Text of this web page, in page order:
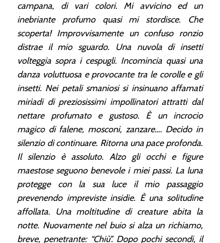
campana, di vari colori. Mi avvicino ed un
inebriante profumo quasi mi stordisce. Che
scoperta! Improvvisamente un confuso ronzio
distrae il mio sguardo. Una nuvola di insetti
volteggia sopra i cespugli. Incomincia quasi una
danza voluttuosa e provocante tra le corolle e gli
insetti. Nei petali smaniosi si insinuano affamati
miriadi di preziosissimi impollinatori attratti dal
nettare profumato e gustoso. È un incrocio
magico di falene, mosconi, zanzare…. Decido in
silenzio di continuare. Ritorna una pace profonda.
Il silenzio è assoluto. Alzo gli occhi e figure
maestose seguono benevole i miei passi. La luna
protegge con la sua luce il mio passaggio
prevenendo impreviste insidie. È una solitudine
affollata. Una moltitudine di creature abita la
notte. Nuovamente nel buio si alza un richiamo,
breve, penetrante: “Chiù”. Dopo pochi secondi, il